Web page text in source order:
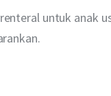
untuk anak